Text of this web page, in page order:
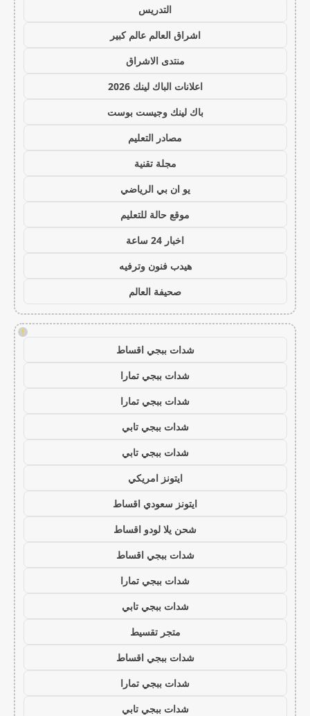
التدريس
اشراق العالم عالم كبير
منتدى الاشراق
اعلانات الباك لينك 2026
باك لينك وجيست بوست
مصادر التعليم
مجلة تقنية
يو ان بي الرياضي
موقع حالة للتعليم
اخبار 24 ساعة
هيدب فنون وترفيه
صحيفة العالم
!
شدات ببجي اقساط
شدات ببجي تمارا
شدات ببجي تمارا
شدات ببجي تابي
شدات ببجي تابي
ايتونز امريكي
ايتونز سعودي اقساط
شحن يلا لودو اقساط
شدات ببجي اقساط
شدات ببجي تمارا
شدات ببجي تابي
متجر تقسيط
شدات ببجي اقساط
شدات ببجي تمارا
شدات ببجي تابي